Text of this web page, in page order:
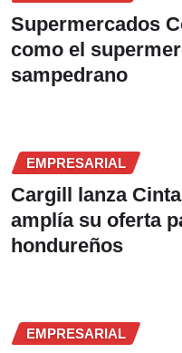
Supermercados
como el
sampedrano
EMPRESARIAL
Cargill lanza
amplía su oferta
hondureños
EMPRESARIAL